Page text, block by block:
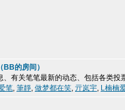
的房间）
、有关笔笔最新的动态、包括各类
笔, 筆靜, 做梦都在笑, 亓岚宇, L楠楠